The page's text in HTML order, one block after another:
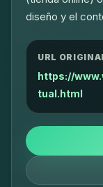
diseño y el
URL
https://
tual.html